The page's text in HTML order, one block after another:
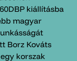
kiállításba
magyar
Borz Kováts
korszak